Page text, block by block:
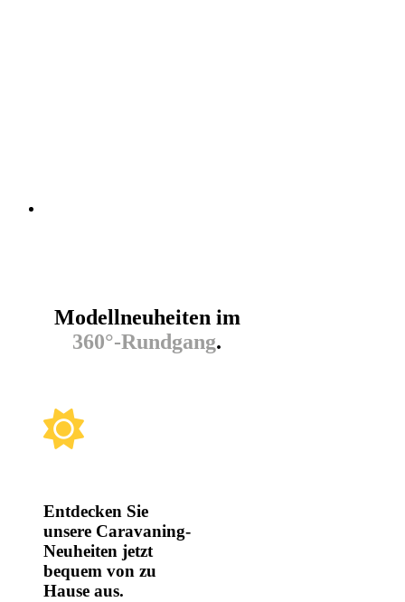
Modellneuheiten im
360°-Rundgang.
Entdecken Sie
unsere Caravaning-
Neuheiten jetzt
bequem von zu
Hause aus.